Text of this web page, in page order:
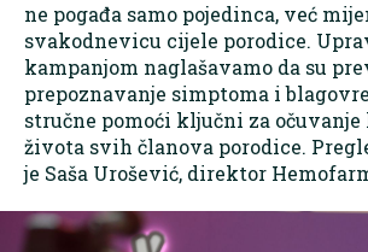
ne pogađa samo pojedinca, već
svakodnevicu cijele porodice.
kampanjom naglašavamo da su
prepoznavanje simptoma i
stručne pomoći ključni za
života svih članova porodice.
je Saša Urošević, direktor